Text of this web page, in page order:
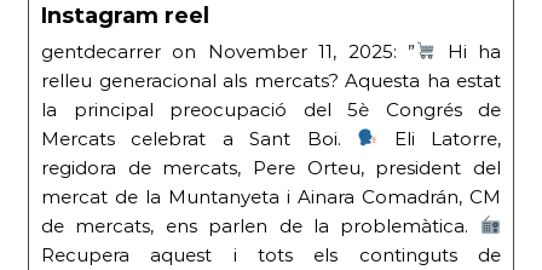
Instagram reel
gentdecarrer on November 11, 2025: ”
Hi ha
relleu generacional als mercats? Aquesta ha estat
la principal preocupació del 5è Congrés de
Mercats celebrat a Sant Boi.
Eli Latorre,
regidora de mercats, Pere Orteu, president del
mercat de la Muntanyeta i Ainara Comadrán, CM
de mercats, ens parlen de la problemàtica.
Recupera aquest i tots els continguts de